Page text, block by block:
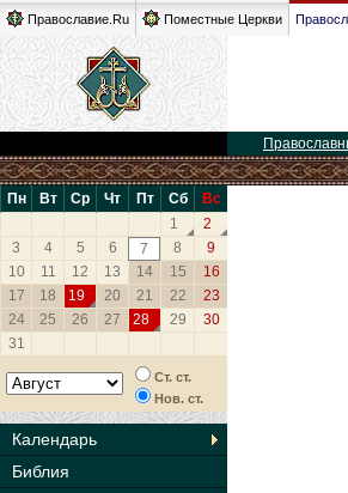
Православие.Ru Поместные Церкви
Пн Вт Ср Чт Пт Сб
Вс
1
2
3
4 5 6 7 8
9
10
11 12 13 14 15
16
17
18 19 20 21 22
23
24
25 26 27 28 29
30
31
Ст. ст.
Нов. ст.
Календарь
Библия